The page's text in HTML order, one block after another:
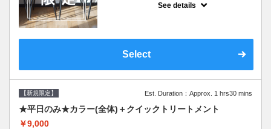
新規限定の平日のみのクーポンです★
平日クーポン●シャンプーブロー込●ロング料
提案させて頂きます●選べるシャンプー付き●
See details
Select
【新規限定】 Est. Duration：Approx. 1 hrs30 mins
★平日のみ★カラー(全体)＋クイックトリートメント
￥9,000